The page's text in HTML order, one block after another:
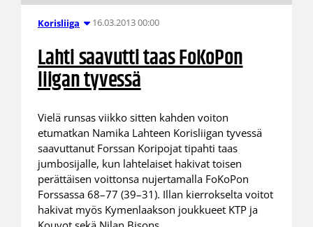
Korisliiga 16.03.2013 00:00
Lahti saavutti taas FoKoPon
liigan tyvessä
Vielä runsas viikko sitten kahden voiton
etumatkan Namika Lahteen Korisliigan tyvessä
saavuttanut Forssan Koripojat tipahti taas
jumbosijalle, kun lahtelaiset hakivat toisen
perättäisen voittonsa nujertamalla FoKoPon
Forssassa 68–77 (39–31). Illan kierrokselta voitot
hakivat myös Kymenlaakson joukkueet KTP ja